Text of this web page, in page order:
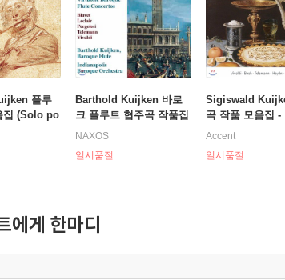
플루
집 (Solo po
Barthold Kuijken 바로
크 플루트 협주곡 작품집
(The Grand Mogul - Vir
oncertos)
NAXOS
일시품절
Sigiswald
곡 작품 모음집 -
바흐 / 텔레만 /
Accent
일시품절
에게 한마디